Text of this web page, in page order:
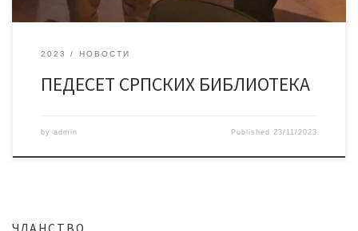
2023 НОВОСТИ
ПЕДЕСЕТ СРПСКИХ БИБЛИОТЕКА
by admin Published 23/11/2023